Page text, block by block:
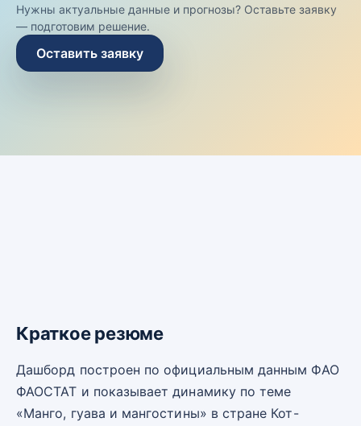
Нужны актуальные данные и прогнозы? Оставьте заявку
— подготовим решение.
Оставить заявку
Краткое резюме
Дашборд построен по официальным данным ФАО
ФАОСТАТ и показывает динамику по теме
«Манго, гуава и мангостины» в стране Кот-